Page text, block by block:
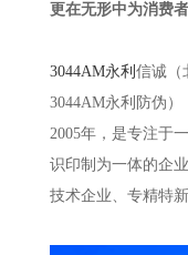
更在无形中为消费
3044AM永利 信诚（
3044AM永利防伪）
2005年，是专注于
识印制为一体的企
技术企业、专精特新